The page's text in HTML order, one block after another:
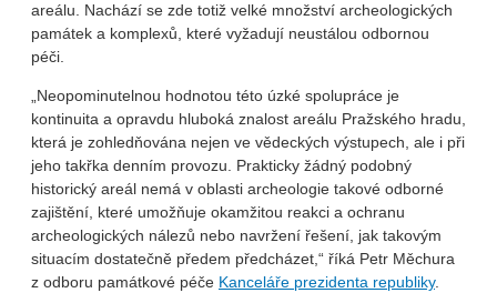
areálu. Nachází se zde totiž velké množství archeologických
památek a komplexů, které vyžadují neustálou odbornou
péči.
„Neopominutelnou hodnotou této úzké spolupráce je
kontinuita a opravdu hluboká znalost areálu Pražského hradu,
která je zohledňována nejen ve vědeckých výstupech, ale i při
jeho takřka denním provozu. Prakticky žádný podobný
historický areál nemá v oblasti archeologie takové odborné
zajištění, které umožňuje okamžitou reakci a ochranu
archeologických nálezů nebo navržení řešení, jak takovým
situacím dostatečně předem předcházet,“ říká Petr Měchura
z odboru památkové péče Kanceláře prezidenta republiky.